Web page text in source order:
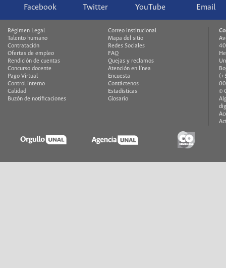
Facebook Twitter YouTube Email
Régimen Legal
Talento humano
Contratación
Ofertas de empleo
Rendición de cuentas
Concurso docente
Pago Virtual
Control interno
Calidad
Buzón de notificaciones
Correo institucional
Mapa del sitio
Redes Sociales
FAQ
Quejas y reclamos
Atención en línea
Encuesta
Contáctenos
Estadísticas
Glosario
©